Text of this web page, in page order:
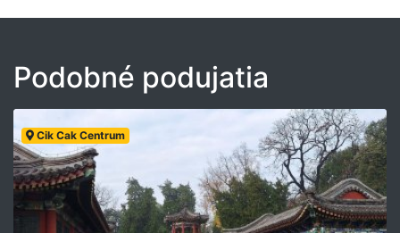
Podobné podujatia
Cik Cak Centrum